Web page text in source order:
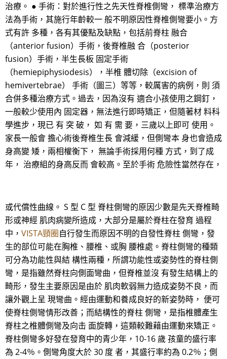
治療。 ● 手術：對於進行性之先天性脊椎側彎， 標準治療方
法為手術，其施行年齡較一 般不明原因性脊椎側彎要小。方
式有許 多種，各有其優點及缺點，包括前脊柱 融合
（anterior fusion）手術，後脊椎融 合（posterior
fusion）手術，半生長板 固定手術
（hemiepiphysiodesis），半椎 體切除（excision of
hemivertebrae） 手術（圖三）等等，較厲害的病例，則 須
合併多種治療方式。過去，因為沒有 適合小孩使用之鋼釘，
一般較少使用內 固定器，無法進行即時矯正，但隨著材 料科
學進步，現已 有 突 破， 如 有 需 要，三歲以上即可 使用。
家長一般會 擔心術後脊椎生長 會減緩，但側彎本 身也會造成
身高變 矮，兩相權衡下， 無論手術採用何種 方式，到了成
年， 治療組的身高反而 會較高。至於手術 危險性當然存在，
或代償性曲線。 S 型 C 型 脊柱側彎的原因少數是先天脊椎畸
形或神經 肌肉病變所造成，大部分是屬於脊柱在發育 過程
中， VISTA頸圈自行發生而原因不明的自發性脊柱 側彎，發
生的部位可能在胸椎、腰椎、或胸 腰椎處。脊柱側彎的種類
可分為功能性與結 構性兩種，所謂功能性或姿勢性的脊柱側
彎，是指雖然脊柱向側面彎曲，但脊椎並沒 有發生結構上的
畸形，發生主要原因是由於 肌肉軟弱無力造成姿勢不良，而
讓外觀上呈 現彎曲。經由運動和養成良好的新姿勢時， 便可
使脊柱側彎情形改善；而結構性的脊柱 側彎，是指椎體產生
脊柱之椎體側彎及向击 面旋轉，這類較難藉由運動來矯正。
脊柱側彎多好發在發育中的青少年，10-16 歲 孩童的盛行率
為 2-4％。側彎角度大於 30 度 者，其盛行率約為 0.2％；側